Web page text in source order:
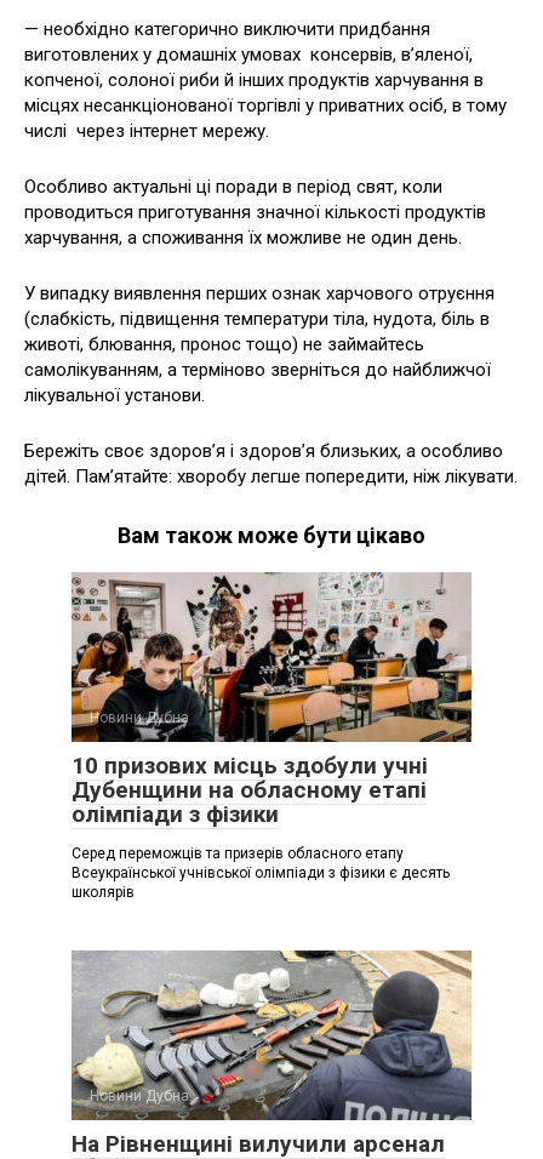
— необхідно категорично виключити придбання
виготовлених у домашніх умовах консервів, в’яленої,
копченої, солоної риби й інших продуктів харчування в
місцях несанкціонованої торгівлі у приватних осіб, в тому
числі через інтернет мережу.
Особливо актуальні ці поради в період свят, коли
проводиться приготування значної кількості продуктів
харчування, а споживання їх можливе не один день.
У випадку виявлення перших ознак харчового отруєння
(слабкість, підвищення температури тіла, нудота, біль в
животі, блювання, пронос тощо) не займайтесь
самолікуванням, а терміново зверніться до найближчої
лікувальної установи.
Бережіть своє здоров’я і здоров’я близьких, а особливо
дітей. Пам’ятайте: хворобу легше попередити, ніж лікувати.
Вам також може бути цікаво
Новини Дубна
10 призових місць здобули учні
Дубенщини на обласному етапі
олімпіади з фізики
Серед переможців та призерів обласного етапу
Всеукраїнської учнівської олімпіади з фізики є десять
школярів
Новини Дубна
На Рівненщині вилучили арсенал